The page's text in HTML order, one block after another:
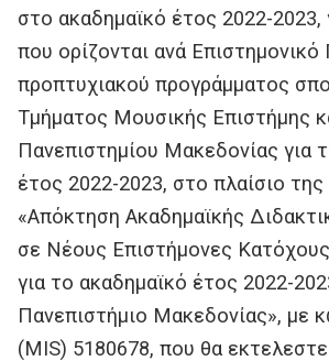
στο ακαδημαϊκό έτος 2022-2023,
που ορίζονται ανά
προπτυχιακού προγράμματος
Τμήματος Μουσικής Επιστήμης
Πανεπιστημίου Μακεδονίας για
έτος 2022-2023, στο πλαίσιο
«Απόκτηση Ακαδημαϊκής
σε Νέους Επιστήμονες
για το ακαδημαϊκό έτος 2022-
Πανεπιστήμιο Μακεδονίας», με
(MIS) 5180678, που θα